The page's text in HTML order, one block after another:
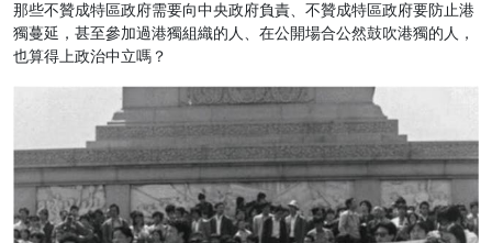
那些不贊成特區政府需要向中央政府負責、不贊成特區政府要防止港
獨蔓延，甚至參加過港獨組織的人、在公開場合公然鼓吹港獨的人，
也算得上政治中立嗎？